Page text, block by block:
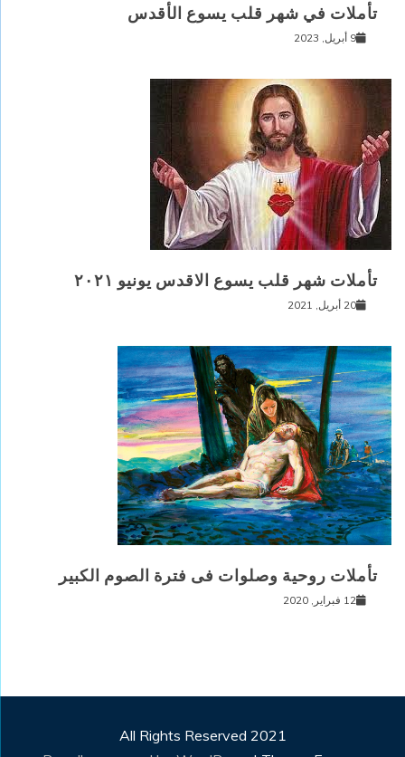
تأملات في شهر قلب يسوع الأقدس
9 أبريل, 2023
تأملات شهر قلب يسوع الاقدس يونيو ٢٠٢١
20 أبريل, 2021
تأملات روحية وصلوات فى فترة الصوم الكبير
12 فبراير, 2020
All Rights Reserved 2021